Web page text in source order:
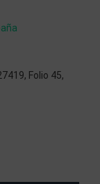
Folio 45,